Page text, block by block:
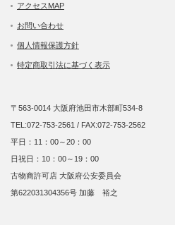
アクセスMAP
お問い合わせ
個人情報保護方針
特定商取引法に基づく表示
〒563-0014 大阪府池田市木部町534-8
TEL:072-753-2561 / FAX:072-753-2562
平日：11：00～20：00
日祝日：10：00～19：00
古物商許可店 大阪府公安委員会
第622031304356号 加藤 裕之